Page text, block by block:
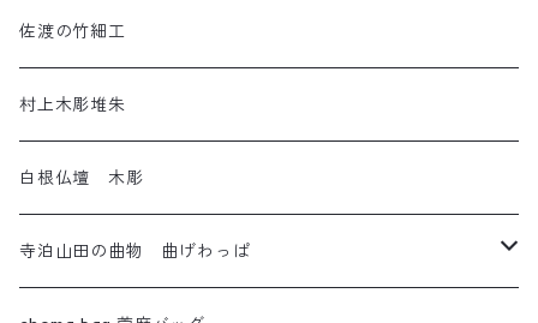
小千谷織物
十日町織物
佐渡の竹細工
村上木彫堆朱
白根仏壇 木彫
寺泊山田の曲物 曲げわっぱ